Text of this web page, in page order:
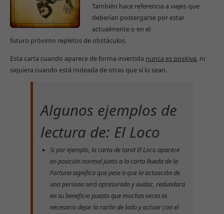
También hace referencia a viajes que
deberían postergarse por estar
actualmente o en el
futuro próximo repletos de obstáculos.
Esta carta cuando aparece de forma invertida nunca es positiva, ni
siquiera cuando está rodeada de otras que sí lo sean.
Algunos ejemplos de
lectura de: El Loco
Si por ejemplo, la carta de tarotEl Locoaparece
en posición normal junto a la cartaRueda de la
Fortunasignifica que pese a que la actuación de
una persona será apresurada y audaz, redundará
en su beneficio puesto que muchas veces es
necesario dejar la razón de lado y actuar con el